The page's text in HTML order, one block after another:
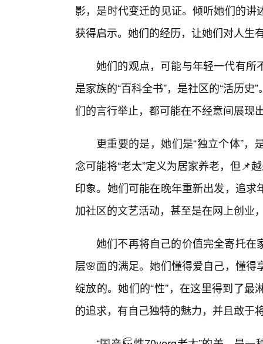
影，是时代变迁的见证。倾听她们的
获得启示。她们的经历，让她们对人生
她们的观点，可能与年轻一代有所
是家族的“百科全书”，是社区的“活历
们的言行举止，都可能在不经意间展现
更重要的是，她们是“独立个体”
念可能将“老太”定义为居家养老，但📌
印象。她们可能在晚年重新出发，追
加社区的文艺活动，甚至是在网上创业
她们不再将自己的价值完全寄托在
层🌸面的满足。她们懂得爱自己，懂
绽放的。她们的“性”，在这里得到了
的追求，有自己独特的魅力，并且敢于